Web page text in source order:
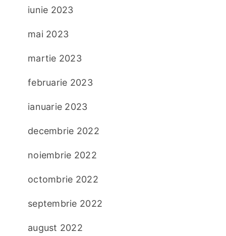
iunie 2023
mai 2023
martie 2023
februarie 2023
ianuarie 2023
decembrie 2022
noiembrie 2022
octombrie 2022
septembrie 2022
august 2022